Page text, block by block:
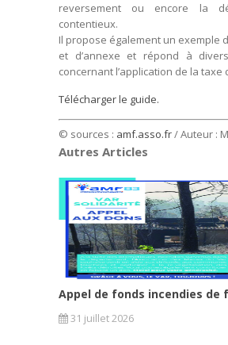
reversement ou encore la
contentieux.
Il propose également un exemple
et d’annexe et répond à
concernant l’application de la taxe
Télécharger le guide.
© sources : amf.asso.fr/ Auteur :
Autres Articles
Appel de fonds incendies de
31 juillet 2026